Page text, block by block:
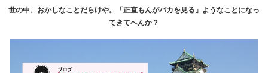
世の中、おかしなことだらけや。「正直もんがバカを見る」ようなことになっ
てきてへんか？